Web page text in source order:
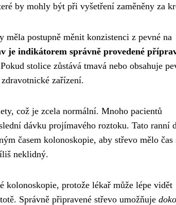
by mohly být při vyšetření zaměněny za
postupně měnit konzistenci z pevné na
je indikátorem správně provedené
stolice zůstává tmavá nebo obsahuje
zařízení.
což je zcela normální. Mnoho pacientů
dávku projímavého roztoku. Tato ranní
časem kolonoskopie, aby střevo mělo čas
neklidný.
kolonoskopie, protože lékař může lépe vidět
Správně připravené střevo umožňuje